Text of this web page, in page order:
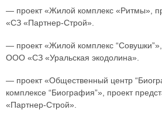
— проект «Жилой комплекс «Ритмы»,
«СЗ «Партнер-Строй».
— проект «Жилой комплекс
ООО «СЗ «Уральская экодолина».
— проект «Общественный центр
комплексе “Биография”», проект
«Партнер-Строй».